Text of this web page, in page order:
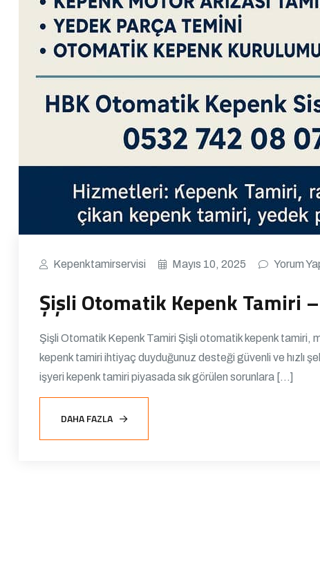
Kepenktamirservisi Mayıs 10, 2025 Yorum
Şişli Otomatik Kepenk Tamiri
Şişli Otomatik Kepenk Tamiri Şişli otomatik kepenk tamiri,
kepenk tamiri ihtiyaç duyduğunuz desteği güvenli ve hızlı
işyeri kepenk tamiri piyasada sık görülen sorunlara […]
DAHA FAZLA